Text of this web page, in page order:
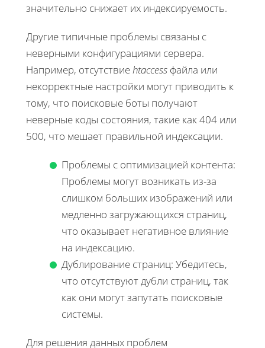
значительно снижает их индексируемость.
Другие типичные проблемы связаны с
неверными конфигурациями сервера.
Например, отсутствиеhtaccess файла или
некорректные настройки могут приводить к
тому, что поисковые боты получают
неверные коды состояния, такие как 404 или
500, что мешает правильной индексации.
Проблемы с оптимизацией контента:
Проблемы могут возникать из-за
слишком больших изображений или
медленно загружающихся страниц,
что оказывает негативное влияние
на индексацию.
Дублирование страниц: Убедитесь,
что отсутствуют дубли страниц, так
как они могут запутать поисковые
системы.
Для решения данных проблем